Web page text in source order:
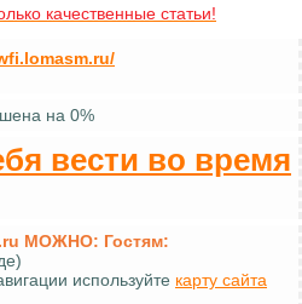
качественные статьи!
на 0%
вести во время
МОЖНО: Гостям:
используйте карту сайта